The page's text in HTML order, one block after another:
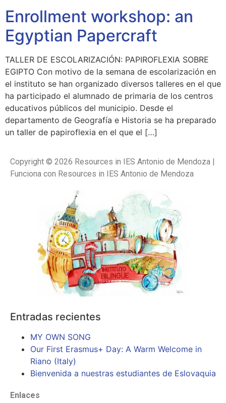
Enrollment workshop: an
Egyptian Papercraft
TALLER DE ESCOLARIZACIÓN: PAPIROFLEXIA SOBRE
EGIPTO Con motivo de la semana de escolarización en
el instituto se han organizado diversos talleres en el que
ha participado el alumnado de primaria de los centros
educativos públicos del municipio. Desde el
departamento de Geografía e Historia se ha preparado
un taller de papiroflexia en el que el […]
Copyright © 2026 Resources in IES Antonio de Mendoza |
Funciona con Resources in IES Antonio de Mendoza
Entradas recientes
MY OWN SONG
Our First Erasmus+ Day: A Warm Welcome in
Riano (Italy)
Bienvenida a nuestras estudiantes de Eslovaquia
Enlaces